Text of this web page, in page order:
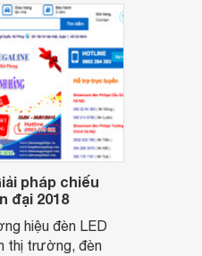
pháp chiếu
đại 2018
hiệu đèn LED
thị trường, đèn